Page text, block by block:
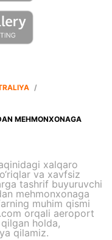
/
MEHMONXONAGA
xalqaro
va xavfsiz
tashrif buyuruvchi
mehmonxonaga
muhim qismi
orqali aeroport
holda,
qilamiz.